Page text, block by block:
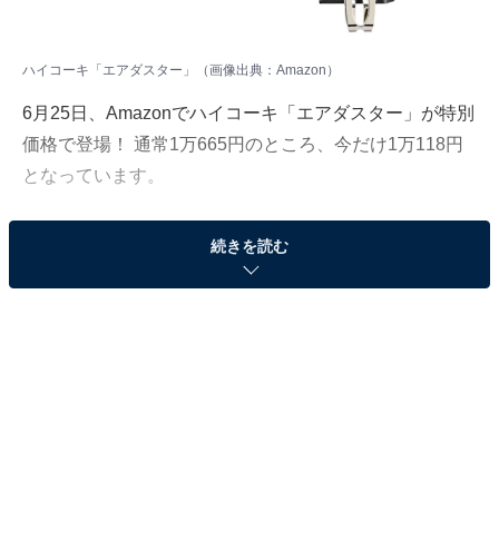
ハイコーキ「エアダスター」（画像出典：Amazon）
6月25日、Amazonでハイコーキ「エアダスター」が特別
価格で登場！ 通常1万665円のところ、今だけ1万118円
となっています。
そのほかにも注目の商品がラインナップされているの
で、あわせて紹介していきましょう。
続きを読む